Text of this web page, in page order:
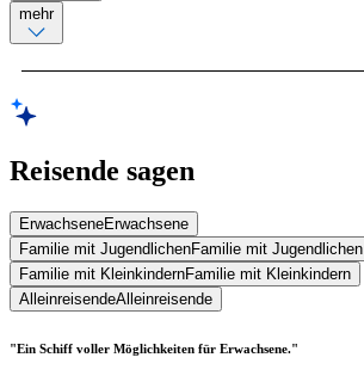
mehr
Reisende sagen
ErwachseneErwachsene
Familie mit JugendlichenFamilie mit Jugendlichen
Familie mit KleinkindernFamilie mit Kleinkindern
AlleinreisendeAlleinreisende
"Ein Schiff voller Möglichkeiten für Erwachsene."